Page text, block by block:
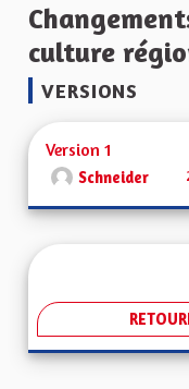
culture
VERSIONS
Version 1
Schneider